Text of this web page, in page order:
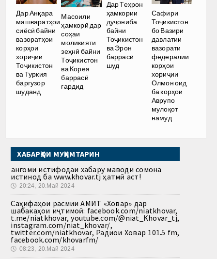
Дар Анқара
машваратҳои
сиёсӣ байни
вазоратҳои
корҳои
хориҷии
Тоҷикистон
ва Туркия
баргузор
шуданд
Масоили
ҳамкорӣ дар
соҳаи
моликияти
зеҳнӣ байни
Тоҷикистон
ва Корея
баррасӣ
гардид
Дар Теҳрон
ҳамкории
дуҷониба
байни
Тоҷикистон
ва Эрон
баррасӣ
шуд
Сафири
Тоҷикистон
бо Вазири
давлатии
вазорати
федералии
корҳои
хориҷии
Олмон оид
ба корҳои
Аврупо
мулоқот
намуд
ХАБАРҲОИ МУҲИМТАРИН
Ҳангоми истифодаи хабару маводи сомона
истинод ба www.khovar.tj ҳатмӣ аст!
🕔 20:24, 20.Май 2024
Саҳифаҳои расмии АМИТ «Ховар» дар
шабакаҳои иҷтимоӣ: facebook.com/niatkhovar,
t.me/niatkhovar, youtube.com/@niat_Khovar_tj,
instagram.com/niat_khovar/,
twitter.com/niatkhovar, Радиои Ховар 101.5 fm,
facebook.com/khovarfm/
🕔 08:23, 20.Май 2024